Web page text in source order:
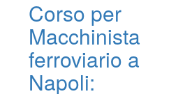
Corso per
Macchinista
ferroviario a
Napoli: